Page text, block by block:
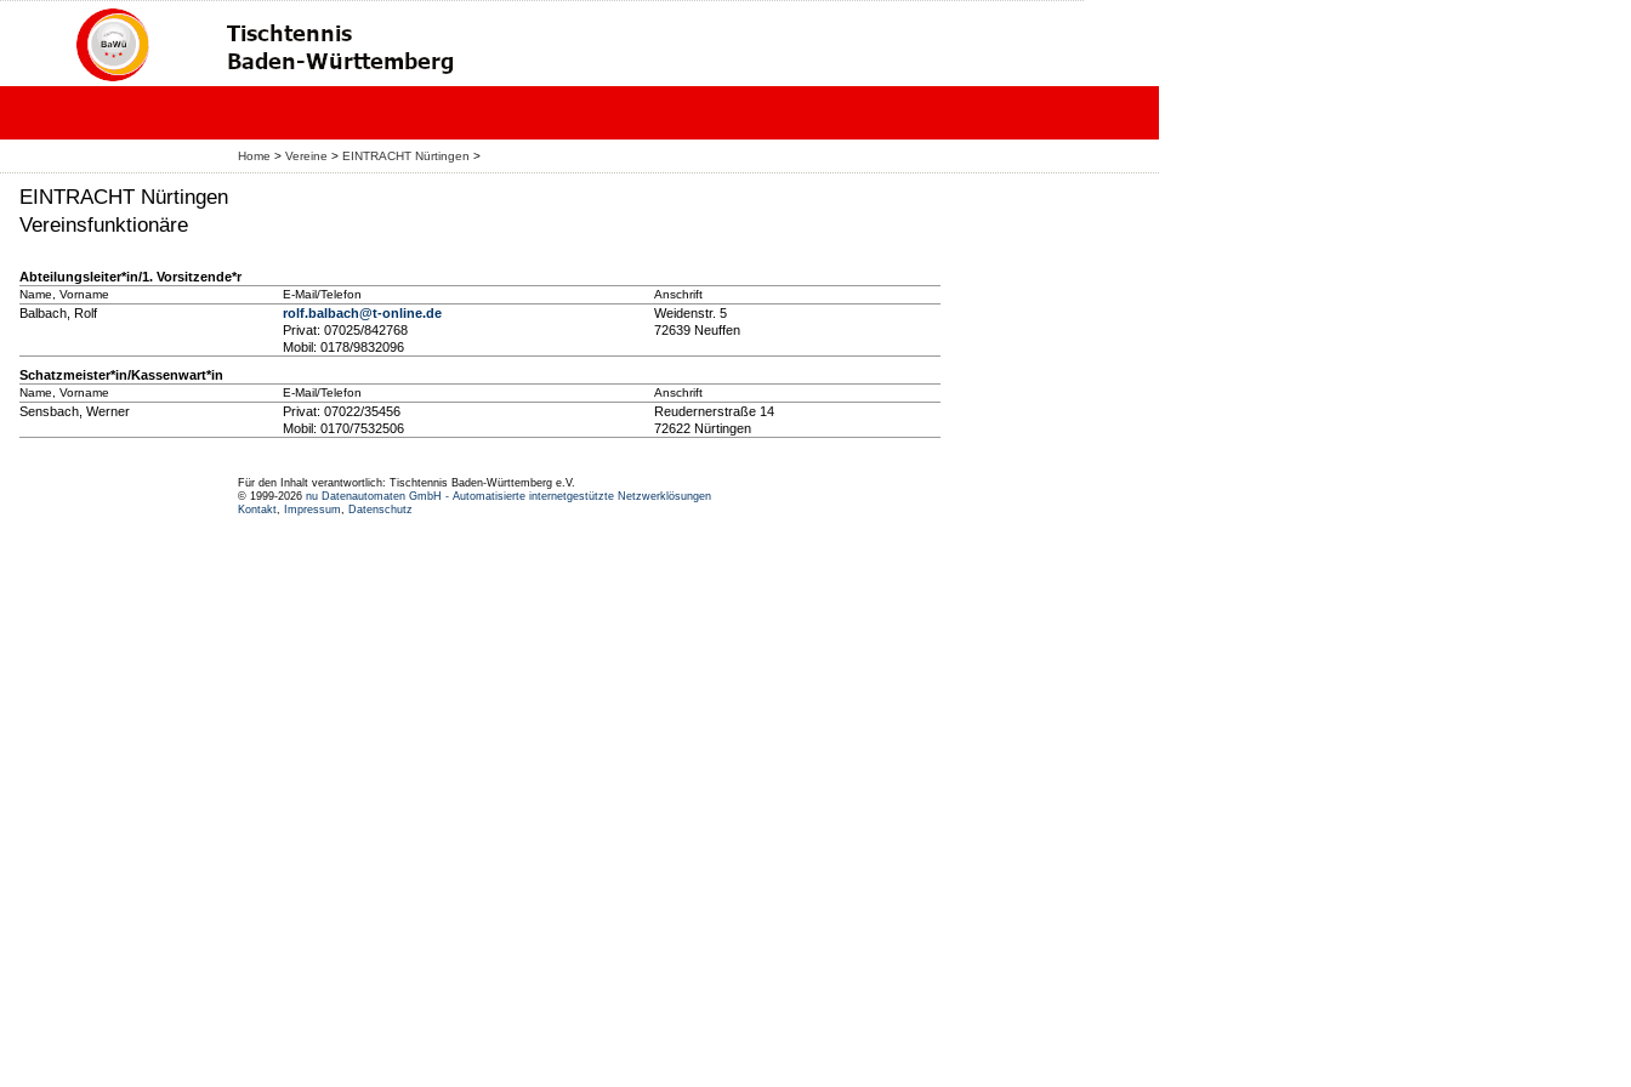
Home > Vereine > EINTRACHT Nürtingen >
EINTRACHT Nürtingen
Vereinsfunktionäre
Abteilungsleiter*in/1. Vorsitzende*r
Name, Vorname E-Mail/Telefon Anschrift
Balbach, Rolf
rolf.balbach@t-online.de
Privat: 07025/842768
Mobil: 0178/9832096
Weidenstr. 5
72639 Neuffen
Schatzmeister*in/Kassenwart*in
Name, Vorname E-Mail/Telefon Anschrift
Sensbach, Werner
Privat: 07022/35456
Mobil: 0170/7532506
Reudernerstraße 14
72622 Nürtingen
Für den Inhalt verantwortlich: Tischtennis Baden-Württemberg e.V.
© 1999-2026 nu Datenautomaten GmbH - Automatisierte internetgestützte Netzwerklösungen
Kontakt, Impressum, Datenschutz